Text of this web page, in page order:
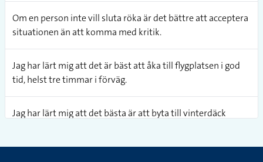
Om en person inte vill sluta röka är det bättre att acceptera
situationen än att komma med kritik.
Jag har lärt mig att det är bäst att åka till flygplatsen i god
tid, helst tre timmar i förväg.
Jag har lärt mig att det bästa är att byta till vinterdäck